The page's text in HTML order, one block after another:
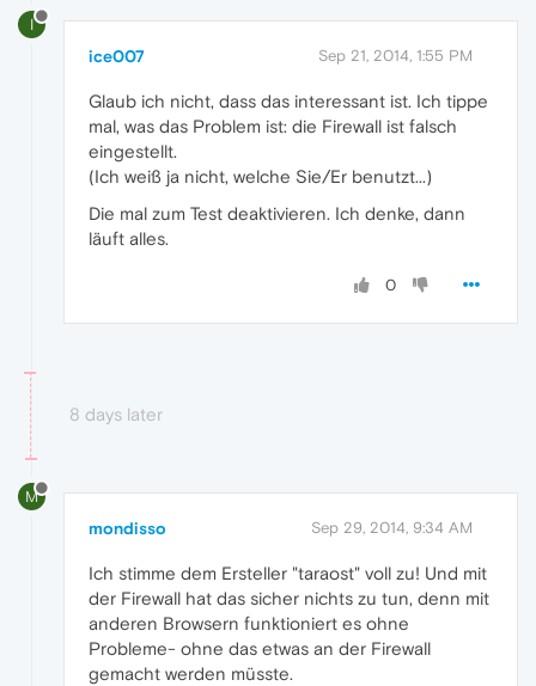
I
ice007 Sep 21, 2014, 1:55 PM
Glaub ich nicht, dass das interessant ist. Ich tippe
mal, was das Problem ist: die Firewall ist falsch
eingestellt.
(Ich weiß ja nicht, welche Sie/Er benutzt...)
Die mal zum Test deaktivieren. Ich denke, dann
läuft alles.
0
8 days later
M
mondisso Sep 29, 2014, 9:34 AM
Ich stimme dem Ersteller "taraost" voll zu! Und mit
der Firewall hat das sicher nichts zu tun, denn mit
anderen Browsern funktioniert es ohne
Probleme- ohne das etwas an der Firewall
gemacht werden müsste.